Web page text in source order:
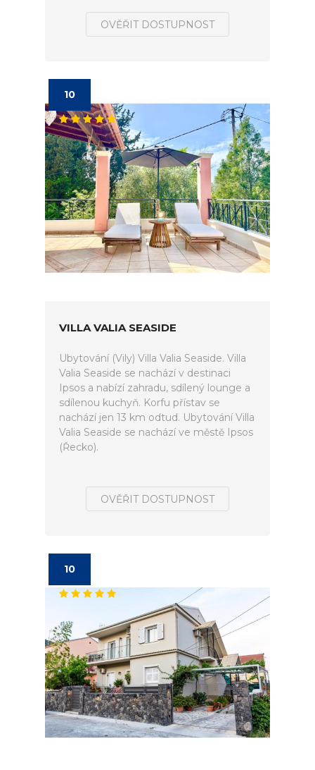
OVĚŘIT DOSTUPNOST
10
VILLA VALIA SEASIDE
Ubytování (Vily) Villa Valia Seaside. Villa
Valia Seaside se nachází v destinaci
Ipsos a nabízí zahradu, sdílený lounge a
sdílenou kuchyň. Korfu přístav se
nachází jen 13 km odtud. Ubytování Villa
Valia Seaside se nachází ve městě Ipsos
(Řecko).
OVĚŘIT DOSTUPNOST
10